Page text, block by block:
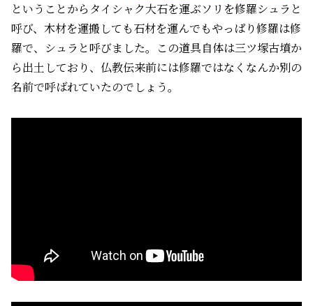
ということからタイシャク大石を運ぶソリを修羅シュラと
呼び、木材を運搬しても石材を運んでもやっぱり修羅は修
羅で、シュラと呼びました。この道具自体は三ツ塚古墳か
ら出土しており、仏教伝来前には修羅ではなくなんか別の
名前で呼ばれていたのでしょう。